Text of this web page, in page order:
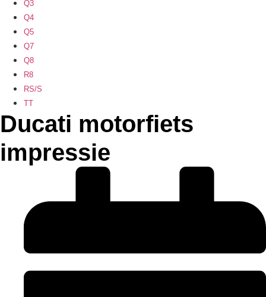
Q3
Q4
Q5
Q7
Q8
R8
RS/S
TT
Ducati motorfiets
impressie